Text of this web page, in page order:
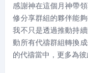
感謝神在這個月神帶
修分享群組的夥伴能
我不只是透過推動持
動所有代禱群組轉換
的代禱當中，更多為彼